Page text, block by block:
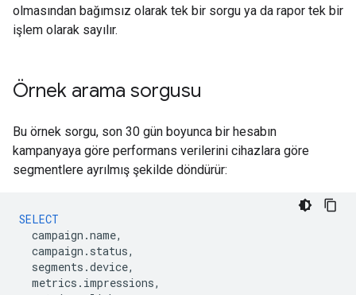
olmasından bağımsız olarak tek bir sorgu ya da rapor tek bir
işlem olarak sayılır.
Örnek arama sorgusu
Bu örnek sorgu, son 30 gün boyunca bir hesabın
kampanyaya göre performans verilerini cihazlara göre
segmentlere ayrılmış şekilde döndürür:
SELECT
campaign .name,
campaign . status,
segments .device,
metrics . impressions,